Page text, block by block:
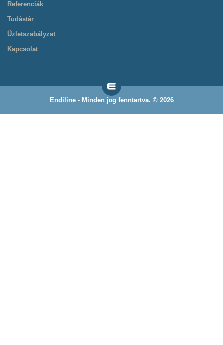
Referenciák
Tudástár
Üzletszabályzat
Kapcsolat
Endiline - Minden jog fenntartva. © 2026